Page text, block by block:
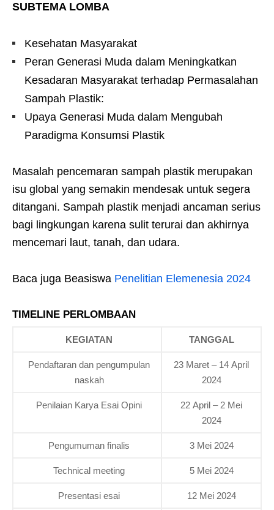
SUBTEMA LOMBA
Kesehatan Masyarakat
Peran Generasi Muda dalam Meningkatkan
Kesadaran Masyarakat terhadap Permasalahan
Sampah Plastik:
Upaya Generasi Muda dalam Mengubah
Paradigma Konsumsi Plastik
Masalah pencemaran sampah plastik merupakan
isu global yang semakin mendesak untuk segera
ditangani. Sampah plastik menjadi ancaman serius
bagi lingkungan karena sulit terurai dan akhirnya
mencemari laut, tanah, dan udara.
Baca juga Beasiswa Penelitian Elemenesia 2024
TIMELINE PERLOMBAAN
KEGIATAN TANGGAL
Pendaftaran dan pengumpulan
naskah
23 Maret – 14 April
2024
Penilaian Karya Esai Opini
22 April – 2 Mei
2024
Pengumuman finalis 3 Mei 2024
Technical meeting 5 Mei 2024
Presentasi esai 12 Mei 2024